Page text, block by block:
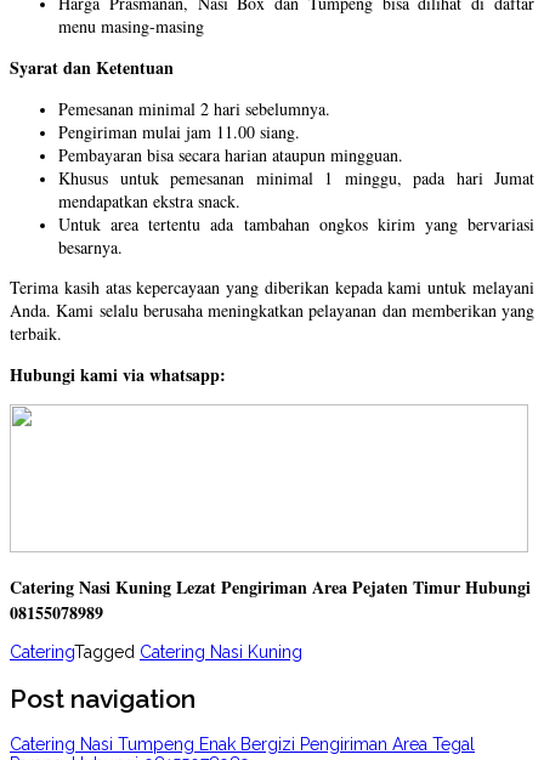
menu masing-masing
Syarat dan Ketentuan
Pemesanan minimal 2 hari sebelumnya.
Pengiriman mulai jam 11.00 siang.
Pembayaran bisa secara harian ataupun mingguan.
Khusus untuk pemesanan minimal 1 minggu, pada hari Jumat
mendapatkan ekstra snack.
Untuk area tertentu ada tambahan ongkos kirim yang bervariasi
besarnya.
Terima kasih atas kepercayaan yang diberikan kepada kami untuk melayani
Anda. Kami selalu berusaha meningkatkan pelayanan dan memberikan yang
terbaik.
Hubungi kami via whatsapp:
Catering Nasi Kuning Lezat Pengiriman Area Pejaten Timur Hubungi
08155078989
CateringTagged Catering Nasi Kuning
Post navigation
Catering Nasi Tumpeng Enak Bergizi Pengiriman Area Tegal